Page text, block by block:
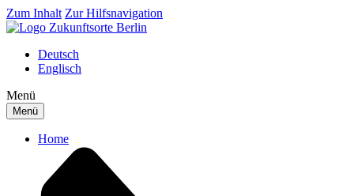
Zum Inhalt Zur Hilfsnavigation
Deutsch
Englisch
Menü
Menü
Home